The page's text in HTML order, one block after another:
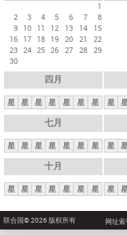
1
2
3 4 5 6 7
8
9 10 11 12 13 14
15
16 17 18 19 20 21
22
23 24 25 26 27 28 29
30
四月
星 星 星 星 星 星 星 星
七月
星 星 星 星 星 星 星 星
十月
星 星 星 星 星 星 星 星
联合国© 2026 版权所有 网址索